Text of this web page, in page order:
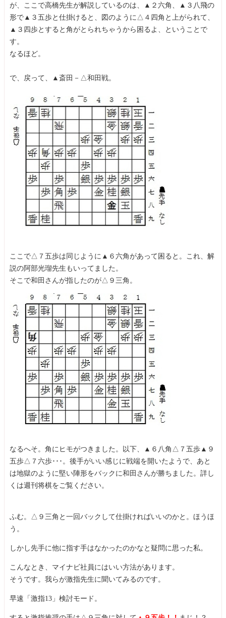
が、ここで高橋先生が解説しているのは、▲２六角、▲３八飛の
形で▲３五歩と仕掛けると、図のように△４四角と上がられて、
▲３四歩とすると角がとられちゃうから困るよ、ということで
す。
なるほど。
で、戻って、▲斎田－△和田戦。
ここで△７五歩は同じように▲６六角があって困ると。これ、解
説の阿部光瑠先生もいってました。
そこで和田さんが指したのが△９三角。
なるへそ。角にヒモがつきました。以下、▲６八角△７五歩▲９
五歩△７六歩･･･。後手がいい感じに戦端を開いたようで、あと
は地獄のように堅い陣形をバックに和田さんが勝ちました。詳し
くは週刊将棋をご覧ください。
ふむ。△９三角と一回バックして仕掛ければいいのかと。ほうほ
う。
しかし先手に他に指す手はなかったのかなと疑問に思った私。
こんなとき、マイナビ社員にはいい方法があります。
そうです。我らが激指先生に聞いてみるのです。
早速「激指13」検討モード。